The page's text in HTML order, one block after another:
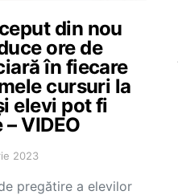
din nou
ore de
în fiecare
cursuri la
elevi pot fi
VIDEO
2023
pregătire a elevilor